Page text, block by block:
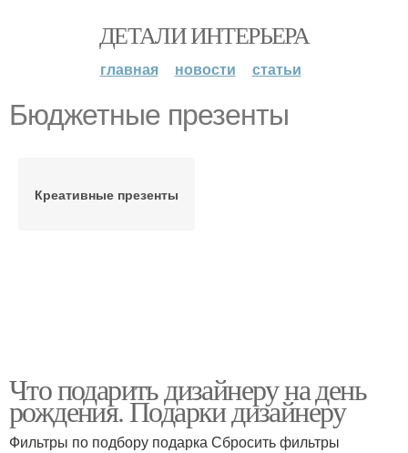
ДЕТАЛИ ИНТЕРЬЕРА
главная новости статьи
Бюджетные презенты
Креативные презенты
Что подарить дизайнеру на день
рождения. Подарки дизайнеру
Фильтры по подбору подарка Сбросить фильтры